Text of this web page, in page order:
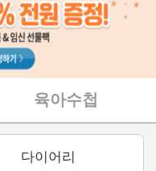
육아수첩
다이어리